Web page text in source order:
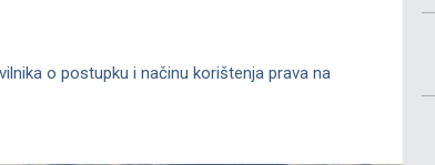
o postupku i načinu korištenja prava na